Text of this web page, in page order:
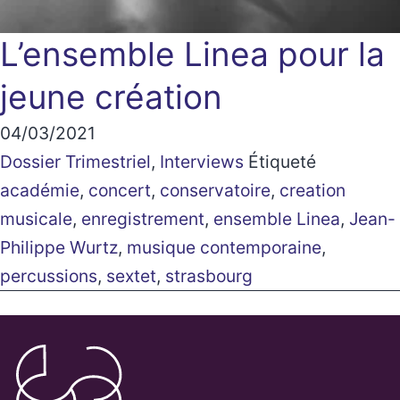
L’ensemble Linea pour la
jeune création
04/03/2021
Dossier Trimestriel, Interviews Étiqueté
académie, concert, conservatoire, creation
musicale, enregistrement, ensemble Linea, Jean-
Philippe Wurtz, musique contemporaine,
percussions, sextet, strasbourg